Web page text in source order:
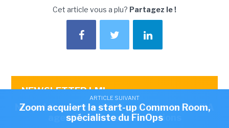
ARTICLE SUIVANT
Nexpublica s'offre Wikit pour injecter de l'IA
agentique dans ses solutions
Cet article vous a plu? Partagez le !
NEWSLETTER LMI
Recevez notre newsletter comme plus de 50000
abonnés
ARTICLE SUIVANT
Zoom acquiert la start-up Common Room,
spécialiste du FinOps